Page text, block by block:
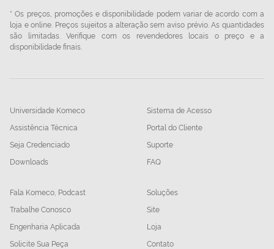
* Os preços, promoções e disponibilidade podem variar de acordo com a
loja e online. Preços sujeitos a alteração sem aviso prévio. As quantidades
são limitadas. Verifique com os revendedores locais o preço e a
disponibilidade finais.
Universidade Komeco
Assistência Técnica
Seja Credenciado
Downloads
Sistema de Acesso
Portal do Cliente
Suporte
FAQ
Fala Komeco, Podcast
Trabalhe Conosco
Engenharia Aplicada
Solicite Sua Peça
Soluções
Site
Loja
Contato